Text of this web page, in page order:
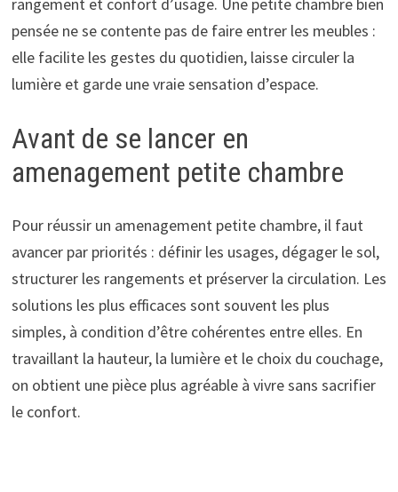
pensée ne se contente pas de faire entrer les meubles :
elle facilite les gestes du quotidien, laisse circuler la
lumière et garde une vraie sensation d’espace.
Avant de se lancer en
amenagement petite chambre
Pour réussir un amenagement petite chambre, il faut
avancer par priorités : définir les usages, dégager le sol,
structurer les rangements et préserver la circulation. Les
solutions les plus efficaces sont souvent les plus
simples, à condition d’être cohérentes entre elles. En
travaillant la hauteur, la lumière et le choix du couchage,
on obtient une pièce plus agréable à vivre sans sacrifier
le confort.